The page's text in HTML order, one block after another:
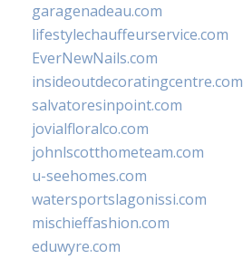
garagenadeau.com
lifestylechauffeurservice.com
EverNewNails.com
insideoutdecoratingcentre.com
salvatoresinpoint.com
jovialfloralco.com
johnlscotthometeam.com
u-seehomes.com
watersportslagonissi.com
mischieffashion.com
eduwyre.com